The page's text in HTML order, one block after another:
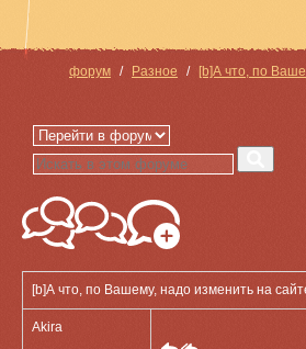
форум Разное [b]А что, по
[b]А что, по Вашему, надо изменить на
Akira